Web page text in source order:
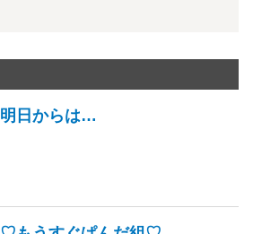
明日からは…